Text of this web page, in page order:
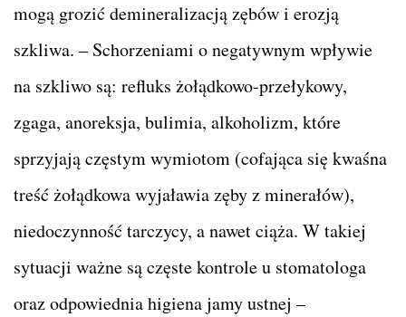
mogą grozić demineralizacją zębów i erozją
szkliwa. – Schorzeniami o negatywnym wpływie
na szkliwo są: refluks żołądkowo-przełykowy,
zgaga, anoreksja, bulimia, alkoholizm, które
sprzyjają częstym wymiotom (cofająca się kwaśna
treść żołądkowa wyjaławia zęby z minerałów),
niedoczynność tarczycy, a nawet ciąża. W takiej
sytuacji ważne są częste kontrole u stomatologa
oraz odpowiednia higiena jamy ustnej –